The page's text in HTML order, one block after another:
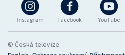
Instagram Facebook YouTube
© Česká televize